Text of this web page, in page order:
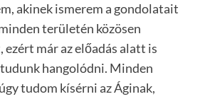
akinek ismerem a gondolatait
területén közösen
már az előadás alatt is
hangolódni. Minden
tudom kísérni az Áginak,